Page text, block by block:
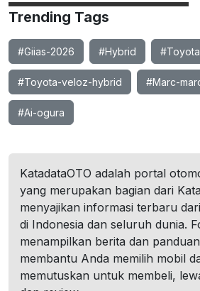
Trending Tags
#Giias-2026 #Hybrid #Toyota
#Toyota-veloz-hybrid #Marc-
#Ai-ogura
KatadataOTO adalah portal
yang merupakan bagian dari
menyajikan informasi terbaru
di Indonesia dan seluruh dunia.
menampilkan berita dan
membantu Anda memilih mobil
memutuskan untuk membeli,